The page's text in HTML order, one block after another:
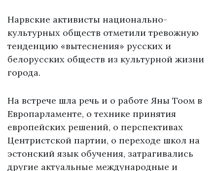
Нарвские активисты национально-
культурных обществ отметили тревожную
тенденцию «вытеснения» русских и
белорусских обществ из культурной жизни
города.
На встрече шла речь и о работе Яны Тоом в
Европарламенте, о технике принятия
европейских решений, о перспективах
Центристской партии, о переходе школ на
эстонский язык обучения, затрагивались
другие актуальные международные и